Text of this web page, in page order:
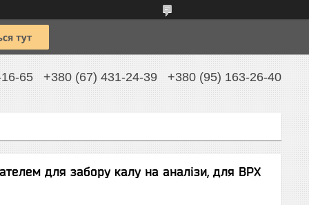
65 +380 (67) 431-24-39 +380 (95) 163-26-40
для забору калу на аналізи, для ВРХ